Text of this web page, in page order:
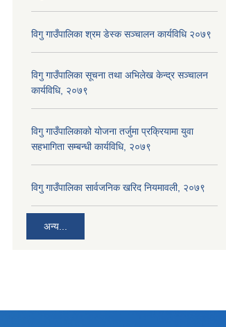
विगु गाउँपालिका श्रम डेस्क सञ्चालन कार्यविधि २०७९
विगु गाउँपालिका सूचना तथा अभिलेख केन्द्र सञ्चालन
कार्यविधि, २०७९
विगु गाउँपालिकाको योजना तर्जुमा प्रक्रियामा युवा
सहभागिता सम्बन्धी कार्यविधि, २०७९
विगु गाउँपालिका सार्वजनिक खरिद नियमावली, २०७९
अन्य...